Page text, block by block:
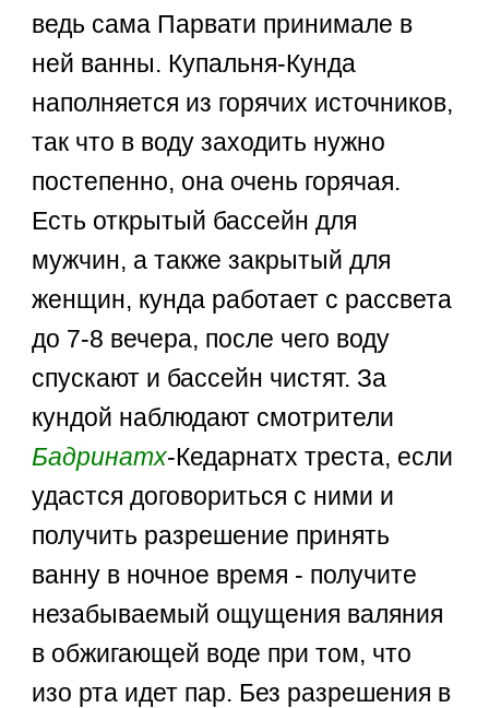
ведь сама Парвати принимале в
ней ванны. Купальня-Кунда
наполняется из горячих источников,
так что в воду заходить нужно
постепенно, она очень горячая.
Есть открытый бассейн для
мужчин, а также закрытый для
женщин, кунда работает с рассвета
до 7-8 вечера, после чего воду
спускают и бассейн чистят. За
кундой наблюдают смотрители
Бадринатх-Кедарнатх треста, если
удастся договориться с ними и
получить разрешение принять
ванну в ночное время - получите
незабываемый ощущения валяния
в обжигающей воде при том, что
изо рта идет пар. Без разрешения в